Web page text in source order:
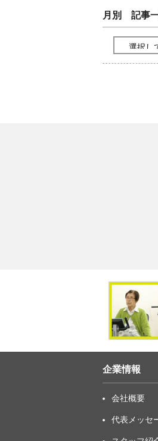
月別 記事
企業情報
会社概要
代表メッセ